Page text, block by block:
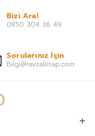
Bizi Ara!
0850 304 36 49
Sorularınız İçin
Bilgi@ravzakitap.com